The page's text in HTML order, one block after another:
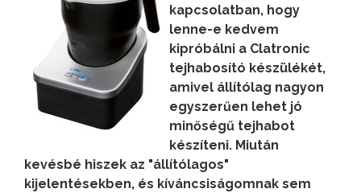
kapcsolatban, hogy
lenne-e kedvem
kipróbálni a Clatronic
tejhabosító készülékét,
amivel állítólag nagyon
egyszerűen lehet jó
minőségű tejhabot
készíteni. Miután
kevésbé hiszek az "állítólagos"
kijelentésekben, és kíváncsiságomnak sem